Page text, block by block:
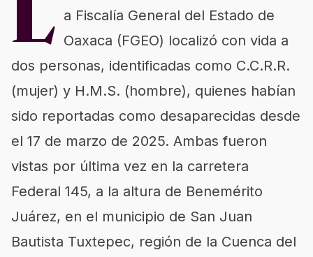
L a Fiscalía General del Estado de
Oaxaca (FGEO) localizó con vida a
dos personas, identificadas como C.C.R.R.
(mujer) y H.M.S. (hombre), quienes habían
sido reportadas como desaparecidas desde
el 17 de marzo de 2025. Ambas fueron
vistas por última vez en la carretera
Federal 145, a la altura de Benemérito
Juárez, en el municipio de San Juan
Bautista Tuxtepec, región de la Cuenca del